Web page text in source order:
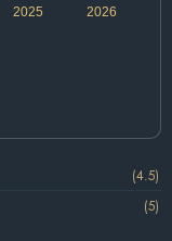
2026
2025
(4.5)
(5)